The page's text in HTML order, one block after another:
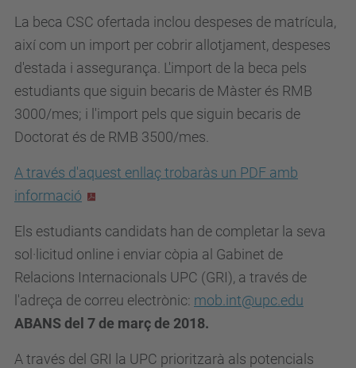
t
.
u
p
c
.
e
d
/
c
a
/
e
s
La beca CSC ofertada inclou despeses de matrícula,
així com un import per cobrir allotjament, despeses
d'estada i assegurança. L'import de la beca pels
estudiants que siguin becaris de Màster és RMB
3000/mes; i l'import pels que siguin becaris de
Doctorat és de RMB 3500/mes.
A través d'aquest enllaç trobaràs un PDF amb
informació
Els estudiants candidats han de completar la seva
sol·licitud online i enviar còpia al Gabinet de
Relacions Internacionals UPC (GRI), a través de
l'adreça de correu electrònic: mob.int@upc.edu
ABANS del 7 de març de 2018.
A través del GRI la UPC prioritzarà als potencials